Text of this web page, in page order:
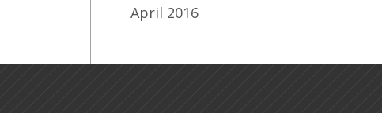
April 2016